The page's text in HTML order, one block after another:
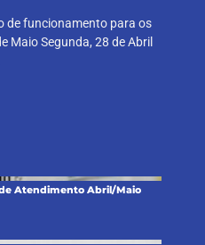
de funcionamento para os
Maio Segunda, 28 de Abril
Atendimento Abril/Maio